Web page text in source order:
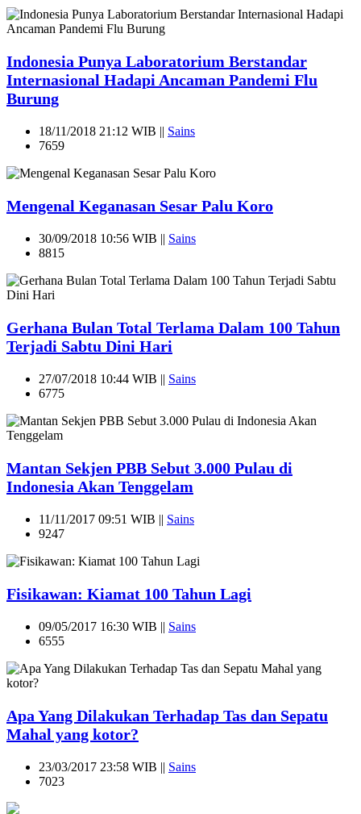
Indonesia Punya Laboratorium Berstandar
Internasional Hadapi Ancaman Pandemi Flu
Burung
18/11/2018 21:12 WIB || Sains
7659
Mengenal Keganasan Sesar Palu Koro
30/09/2018 10:56 WIB || Sains
8815
Gerhana Bulan Total Terlama Dalam 100 Tahun
Terjadi Sabtu Dini Hari
27/07/2018 10:44 WIB || Sains
6775
Mantan Sekjen PBB Sebut 3.000 Pulau di
Indonesia Akan Tenggelam
11/11/2017 09:51 WIB || Sains
9247
Fisikawan: Kiamat 100 Tahun Lagi
09/05/2017 16:30 WIB || Sains
6555
Apa Yang Dilakukan Terhadap Tas dan Sepatu
Mahal yang kotor?
23/03/2017 23:58 WIB || Sains
7023